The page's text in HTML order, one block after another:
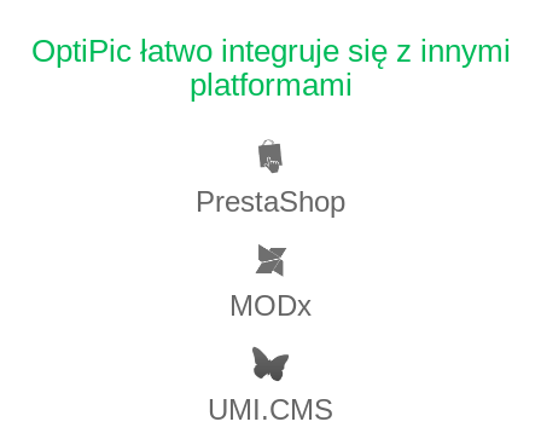
OptiPic łatwo integruje się z innymi
platformami
PrestaShop
MODx
UMI.CMS